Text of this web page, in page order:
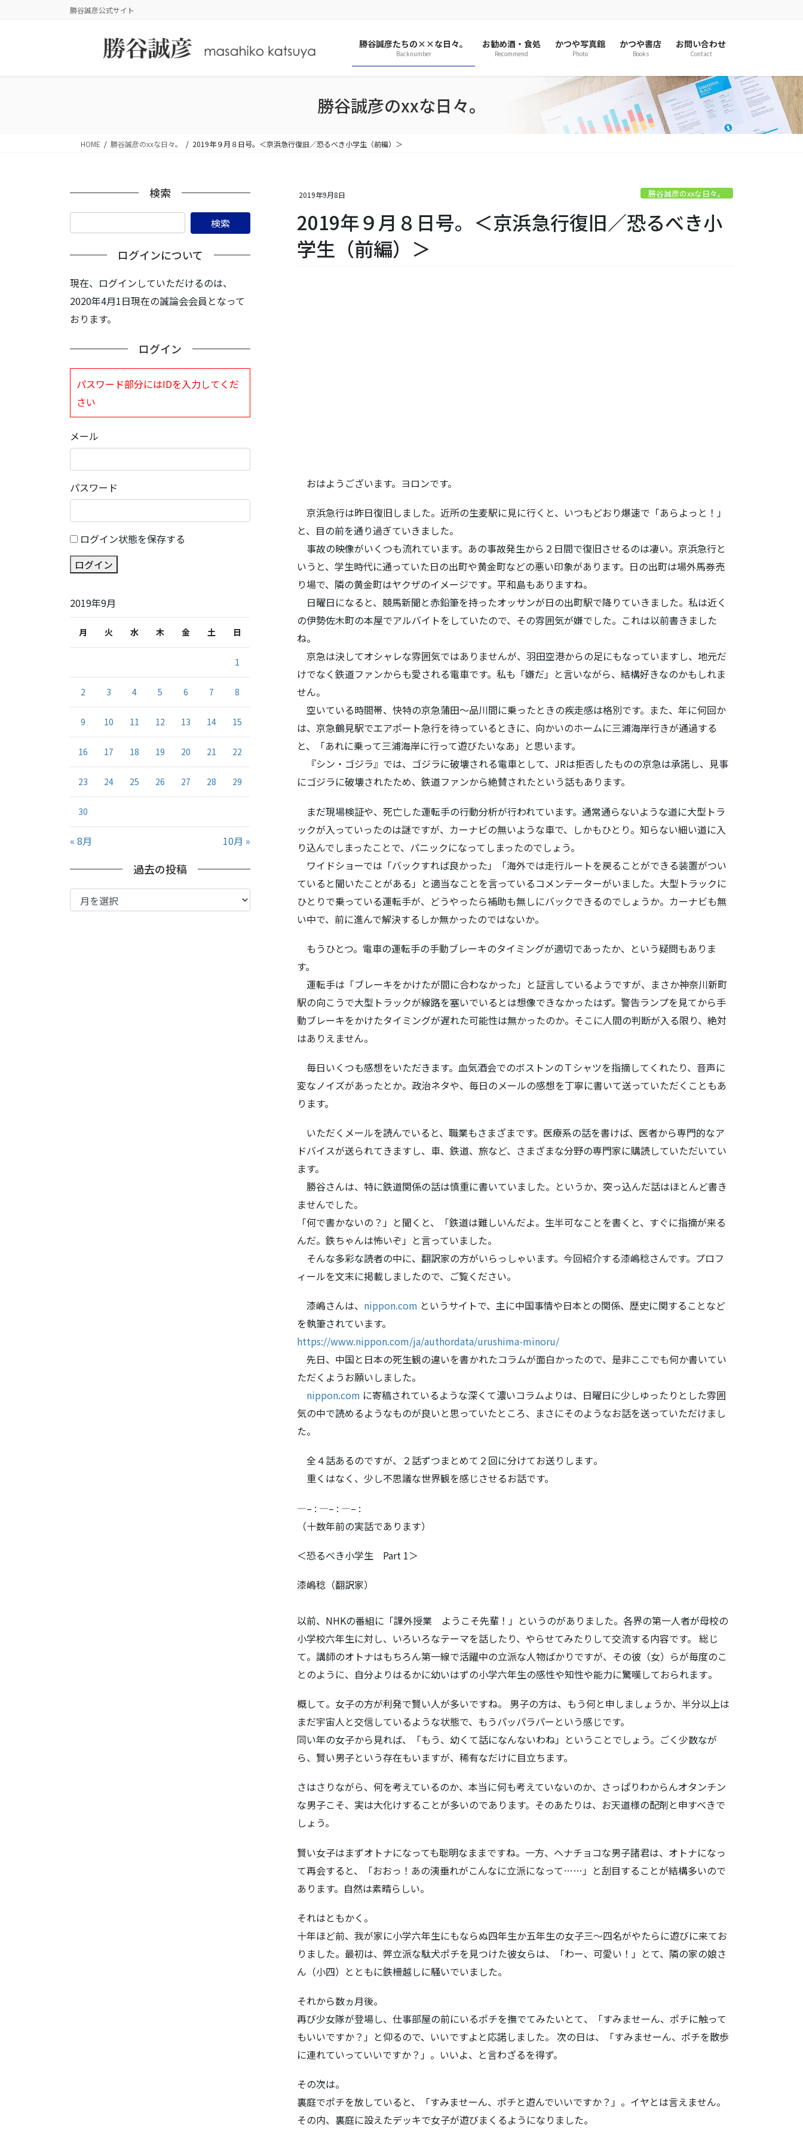
勝谷誠彦公式サイト
勝谷誠彦たちの××な日々。
Backnumber
お勧め酒・食処
Recommend
かつや写真館
Photo
かつや書店
Books
お問い合わせ
Contact
勝谷誠彦のxxな日々。
HOME 勝谷誠彦のxxな日々。 2019年９月８日号。＜京浜急行復旧／恐るべき小学生（前編）＞
2019年9月8日 勝谷誠彦のxxな日々。
2019年９月８日号。＜京浜急行復旧／恐るべき小
学生（前編）＞
おはようございます。ヨロンです。
京浜急行は昨日復旧しました。近所の生麦駅に見に行くと、いつも どおり爆速で「あらよっと！」
と、目の前を通り過ぎていきました。
事故の映像がいくつも流れています。あの事故発生から２日間で復旧させるのは凄い。京浜急行と
いうと、学生時代に通っていた日の出町や黄金町などの悪い印象があります。 日の出町は場外馬券売
り場で、隣の黄金町はヤクザのイメージです。平和島もありますね。
日曜日になると、競馬新聞と赤鉛筆を持ったオッサンが日の出町駅で降りていきました。 私は近く
の伊勢佐木町の本屋でアルバイトをしていたので、その雰囲気が嫌でした。これは以前書きました
ね。
京急は決してオシャレな雰囲気ではありませんが、羽田空港からの足にもなっていますし、地元だ
けでなく鉄道ファンからも愛される電車です。私も「嫌だ」と言いながら、 結構好きなのかもしれま
せん。
空いている時間帯、快特の京急蒲田～品川間に乗ったときの疾走感は格別です。また、年に何回か
は、京急鶴見駅でエアポート急行を待っているときに、向かいのホームに三浦海岸行きが通過する
と、
「あれに乗って三浦海岸に行って遊びたいなあ」と思います。
『シン・ゴジラ』では、ゴジラに破壊される電車として、JRは拒否したものの京急は承諾し、見事
にゴジラに破壊されたため、鉄道ファンから絶賛されたという話もあります。
まだ現場検証や、死亡した運転手の行動分析が行われています。通常通らないような道に大型トラ
ックが入っていったのは謎ですが、 カーナビの無いような車で、しかもひとり。知らない細い道に入
り込んでしまったことで、パニックになってしまったのでしょう。
ワイドショーでは「バックすれば良かった」「海外では走行ルートを戻ることができる装置がつい
ていると聞いたことがある」と適当なことを言っているコメンテーターがいました。大型トラックに
ひとりで乗っている運転手が、どうやったら補助も無しにバックできるのでしょうか。カーナビも無
い中で、前に進んで解決するしか無かったのではないか。
もうひとつ。電車の運転手の手動ブレーキのタイミングが適切であったか、という疑問もありま
す。
運転手は「ブレーキをかけたが間に合わなかった」と証言しているようですが、まさか神奈川新町
駅の向こうで大型トラックが線路を塞いでいるとは想像できなかったはず。警告ランプを見てから手
動ブレーキをかけたタイミングが遅れた可能性は無かったのか。 そこに人間の判断が入る限り、絶対
はありえません。
毎日いくつも感想をいただきます。血気酒会でのボストンのＴシャツを指摘してくれたり、音声に
変なノイズがあったとか。 政治ネタや、毎日のメールの感想を丁寧に書いて送っていただくこ ともあ
ります。
いただくメールを読んでいると、職業もさまざまです。医療系の話を書けば、医者から専門的なア
ドバイスが送られてきますし、車、 鉄道、旅など、 さまざまな分野の専門家に購読していただいてい
ます。
勝谷さんは、特に鉄道関係の話は慎重に書いていました。というか、突っ込んだ話はほとんど書き
ませんでした。
「何で書かないの？」と聞くと、「鉄道は難しいんだよ。生半可なことを書くと、すぐに指摘が来る
んだ。鉄ちゃんは怖いぞ」 と言っていました。
そんな多彩な読者の中に、翻訳家の方がいらっしゃいます。今回紹介する漆嶋稔さんです。プロフ
ィールを文末に掲載しましたので、 ご覧ください。
漆嶋さんは、 nippon.com というサイトで、主に中国事情や日本との関係、歴史に関することなど
を執筆されています。
https://www.nippon.com/ja/authordata/urushima-minoru/
先日、中国と日本の死生観の違いを書かれたコラムが面白かったので、是非ここでも何か書いてい
ただくようお願いしました。
nippon.com に寄稿されているような深くて濃いコラムよりは、日曜日に少しゆったりとした雰囲
気の中で読めるようなものが良いと思っていたと ころ、まさにそのようなお話を送っていただけまし
た。
全４話あるのですが、２話ずつまとめて２回に分けてお送りします。
重くはなく、少し不思議な世界観を感じさせるお話です。
—– : —– : —– :
（十数年前の実話であります）
＜恐るべき小学生 Part 1＞
漆嶋稔（翻訳家）
以前、NHKの番組に「課外授業 ようこそ先輩！」というのがありました。各界の第一人者が母校の
小学校六年生に対し、いろいろなテーマを話したり、やらせてみたりして交流する内容です。 総じ
て。講師のオトナはもちろん第一線で活躍中の立派な人物ばかりですが、その彼（女）らが毎度のこ
とのように、自分よりはるかに幼いはずの小学六年生の感性や知性や能力に驚嘆しておられます。
概して。女子の方が利発で賢い人が多いですね。 男子の方は、もう何と申しましょうか、半分以上は
まだ宇宙人と交信しているような状態で、もうパッパラパーという感じです。
同い年の女子から見れば、「もう、幼くて話になんないわね」ということでしょう。ごく少数なが
ら、賢い男子という存在もいますが、稀有なだけに目立ちます。
さはさりながら、何を考えているのか、本当に何も考えていないのか、さっぱりわからんオタンチン
な男子こそ、実は大化けすることが多いのであります。そのあたりは、お天道様の配剤と申すべきで
しょう。
賢い女子はまずオトナになっても聡明なままですね。一方、ヘナチョコな男子諸君は、オトナになっ
て再会すると、「おおっ！あの洟垂れがこんなに立派になって……」と刮目することが結構多いので
あります。自然は素晴らしい。
それはともかく。
十年ほど前、我が家に小学六年生にもならぬ四年生か五年生の女子三～四名がやたらに遊びに来てお
りました。最初は、弊立派な駄犬ポチを見つけた彼女らは、「わー、可愛い！」とて、隣の家の娘さ
ん（小四）とともに鉄柵越しに騒いでいました。
それから数ヵ月後。
再び少女隊が登場し、仕事部屋の前にいるポチを撫でてみたいとて、「すみませーん、ポチに触って
もいいですか？」と仰るので、いいですよと応諾しました。 次の日は、「すみませーん、ポチを散歩
に連れていっていいですか？」。いいよ、と言わざるを得ず。
その次は。
裏庭でポチを放していると、「すみませーん、ポチと遊んでいいですか？」。イヤとは言えません。
その内、裏庭に設えたデッキで女子が遊びまくるようになりました。
検索
ログインについて
現在、ログインしていただけるのは、
2020年4月1日現在の誠論会会員となって
おります。
ログイン
パスワード部分にはIDを入力してくだ
さい
メール
パスワード
ログイン状態を保存する
ログイン
2019年9月
月 火 水 木 金 土 日
1
2 3 4 5 6 7 8
9 10 11 12 13 14 15
16 17 18 19 20 21 22
23 24 25 26 27 28 29
30
« 8月 10月 »
過去の投稿
過
去